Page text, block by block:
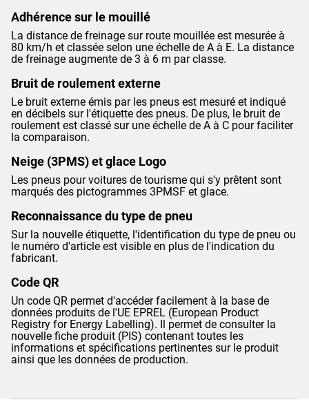
Adhérence sur le mouillé
La distance de freinage sur route mouillée est mesurée à
80 km/h et classée selon une échelle de A à E. La distance
de freinage augmente de 3 à 6 m par classe.
Bruit de roulement externe
Le bruit externe émis par les pneus est mesuré et indiqué
en décibels sur l'étiquette des pneus. De plus, le bruit de
roulement est classé sur une échelle de A à C pour faciliter
la comparaison.
Neige (3PMS) et glace Logo
Les pneus pour voitures de tourisme qui s'y prêtent sont
marqués des pictogrammes 3PMSF et glace.
Reconnaissance du type de pneu
Sur la nouvelle étiquette, l'identification du type de pneu ou
le numéro d'article est visible en plus de l'indication du
fabricant.
Code QR
Un code QR permet d'accéder facilement à la base de
données produits de l'UE EPREL (European Product
Registry for Energy Labelling). Il permet de consulter la
nouvelle fiche produit (PIS) contenant toutes les
informations et spécifications pertinentes sur le produit
ainsi que les données de production.